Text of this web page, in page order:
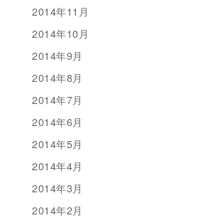
2014年11月
2014年10月
2014年9月
2014年8月
2014年7月
2014年6月
2014年5月
2014年4月
2014年3月
2014年2月